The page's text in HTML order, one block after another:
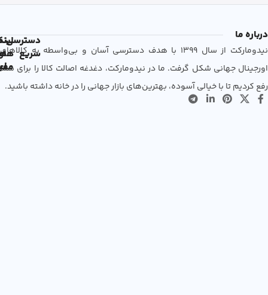
درباره ما
نیدومارکت از سال 1399 با هدف دسترسی آسان و بی‌واسطه به کالاهای
اورجینال جهانی شکل گرفت. ما در نیدومارکت، دغدغه اصالت کالا را برای شما
رفع کردیم تا با خیالی آسوده، بهترین‌های بازار جهانی را در خانه داشته باشید.
دسترسی
سریع